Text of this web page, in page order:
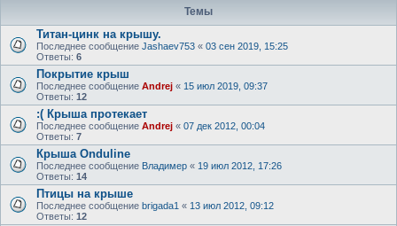
Темы
Титан-цинк на крышу.
Последнее сообщение Jashaev753 « 03 сен 2019, 15:25
Ответы: 6
Покрытие крыш
Последнее сообщение Andrej « 15 июл 2019, 09:37
Ответы: 12
:( Крыша протекает
Последнее сообщение Andrej « 07 дек 2012, 00:04
Ответы: 7
Крыша Onduline
Последнее сообщение Владимер « 19 июл 2012, 17:26
Ответы: 14
Птицы на крыше
Последнее сообщение brigada1 « 13 июл 2012, 09:12
Ответы: 12